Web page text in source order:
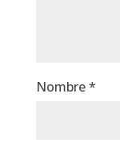
Nombre*